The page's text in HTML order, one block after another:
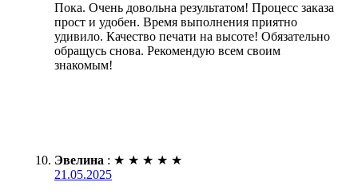
Пока. Очень довольна результатом! Процесс заказа
прост и удобен. Время выполнения приятно
удивило. Качество печати на высоте! Обязательно
обращусь снова. Рекомендую всем своим
знакомым!
Эвелина : ★ ★ ★ ★ ★
21.05.2025